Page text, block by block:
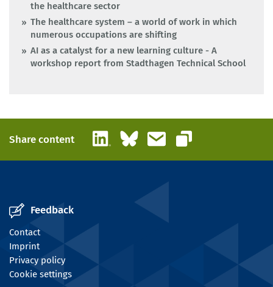
the healthcare sector
The healthcare system – a world of work in which
numerous occupations are shifting
AI as a catalyst for a new learning culture - A
workshop report from Stadthagen Technical School
Share content LinkedInBlueskyEmail
Copy link
Feedback
Contact
Imprint
Privacy policy
Cookie settings